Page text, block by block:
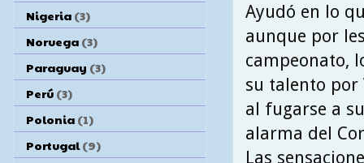
Ayudó en lo
aunque por
campeonato,
su talento por
al fugarse a
alarma del
Las
Nigeria (3)
Noruega (3)
Paraguay (3)
Perú (3)
Polonia (1)
Portugal (9)